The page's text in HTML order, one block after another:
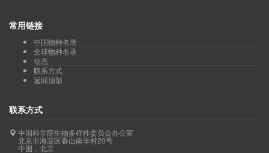
常用链接
中国物种名录
全球物种名录
动态
联系方式
返回顶部
联系方式
中国科学院生物多样性委员会办公室
北京市海淀区香山南辛村20号
中国，北京